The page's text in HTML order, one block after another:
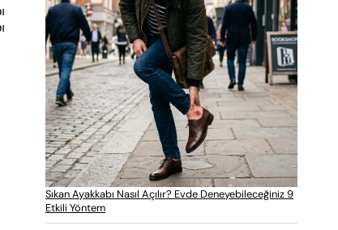
Sıkan Ayakkabı Nasıl Açılır? Evde Deneyebileceğiniz 9
Etkili Yöntem